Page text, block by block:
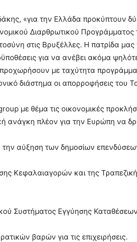
«για την Ελλάδα προκύπτουν
Διαρθρωτικού
στις Βρυξέλλες. Η πατρίδα
για να ανέβει ακόμα
με ταχύτητα
διάστημα οι απορροφήσεις του
με θέμα τις οικονομικές
ανάγκη πλέον για την Ευρώπη να
αύξηση των δημοσίων
Κεφαλαιαγορών και της
Συστήματος Εγγύησης
βαρών για τις επιχειρήσεις.